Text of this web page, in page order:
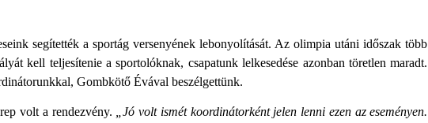
segítették a sportág versenyének lebonyolítását. Az olimpia utáni időszak több
kell teljesítenie a sportolóknak, csapatunk lelkesedése azonban töretlen maradt.
Gombkötő Évával beszélgettünk.
volt a rendezvény. „Jó volt ismét koordinátorként jelen lenni ezen az eseményen.